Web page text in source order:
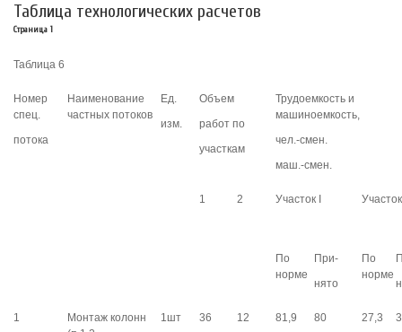
Таблица технологических расчетов
Страница 1
Таблица 6
Номер
спец.
потока
Наименование
частных потоков
Ед.
изм.
Объем
работ по
участкам
Трудоемкость и
машиноемкость,
чел.-смен.
маш.-смен.
1 2 Участок I
По
норме
При-
нято
По
норме
1
Монтаж колонн
1шт 36 12
81,9
80
27,3